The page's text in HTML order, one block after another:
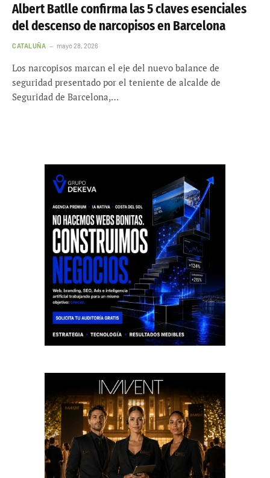
Albert Batlle confirma las 5 claves esenciales
del descenso de narcopisos en Barcelona
CATALUÑA mayo 28, 2026
Los narcopisos marcan el eje del nuevo balance de
seguridad presentado por el teniente de alcalde de
Seguridad de Barcelona,…